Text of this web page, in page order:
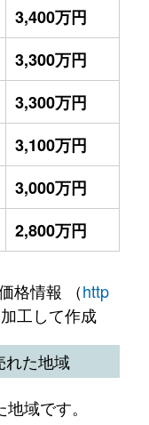
3,400万円
3,300万円
3,300万円
3,100万円
3,000万円
2,800万円
格情報 （http
工して作成
れた地域
域です。